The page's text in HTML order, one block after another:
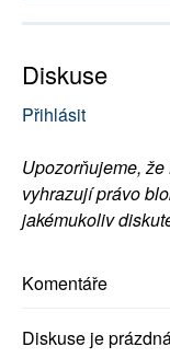
Diskuse
Přihlásit
Upozorňujeme,
vyhrazují právo
jakémukoliv
Komentáře
Diskuse je